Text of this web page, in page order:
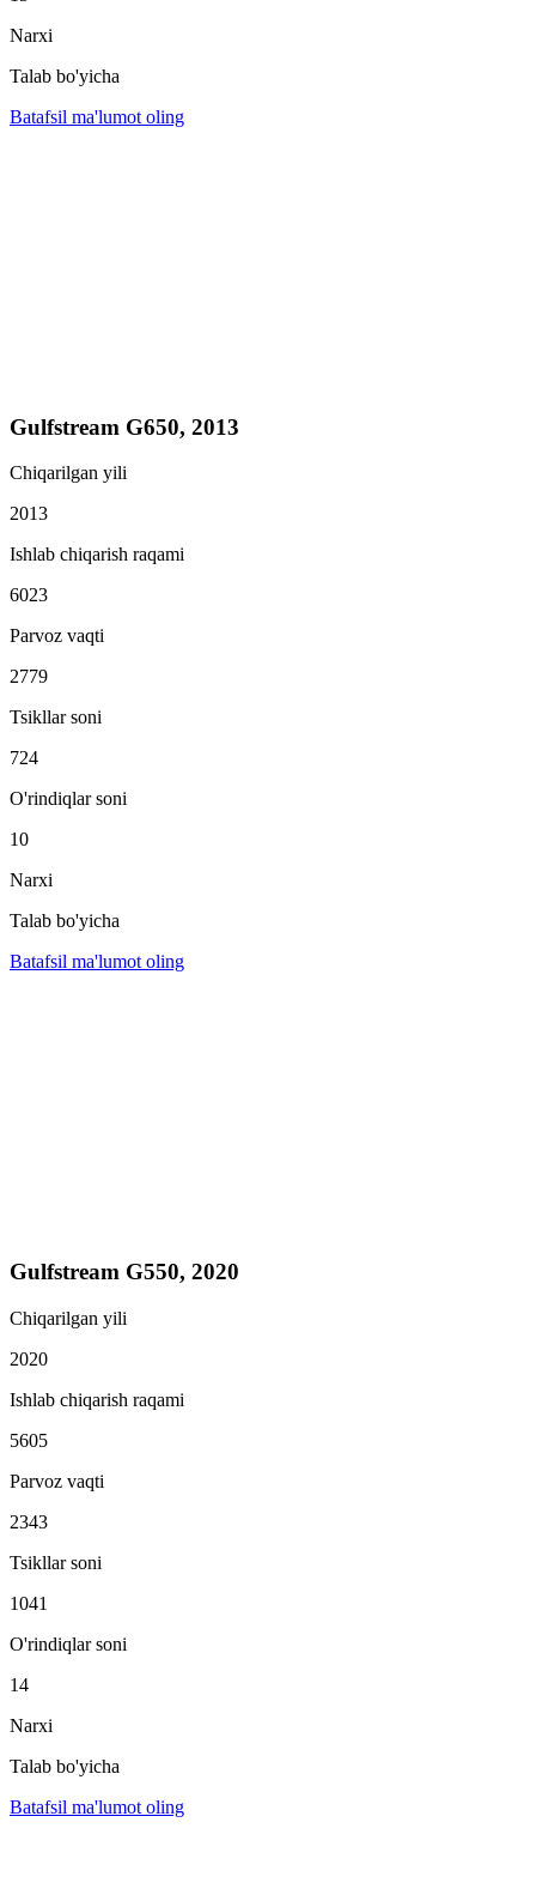
Narxi
Talab bo'yicha
Batafsil ma'lumot oling
Gulfstream G650, 2013
Chiqarilgan yili
2013
Ishlab chiqarish raqami
6023
Parvoz vaqti
2779
Tsikllar soni
724
O'rindiqlar soni
10
Narxi
Talab bo'yicha
Batafsil ma'lumot oling
Gulfstream G550, 2020
Chiqarilgan yili
2020
Ishlab chiqarish raqami
5605
Parvoz vaqti
2343
Tsikllar soni
1041
O'rindiqlar soni
14
Narxi
Talab bo'yicha
Batafsil ma'lumot oling